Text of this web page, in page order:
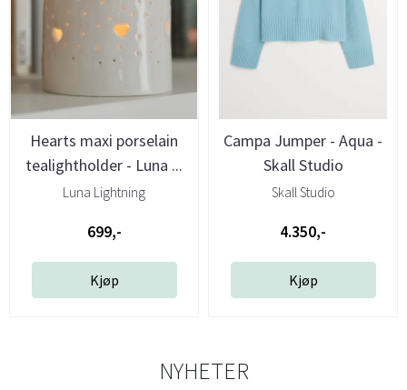
Hearts maxi porselain
tealightholder - Luna ...
Luna Lightning
699,-
Kjøp
Campa Jumper - Aqua -
Skall Studio
Skall Studio
4.350,-
Kjøp
NYHETER